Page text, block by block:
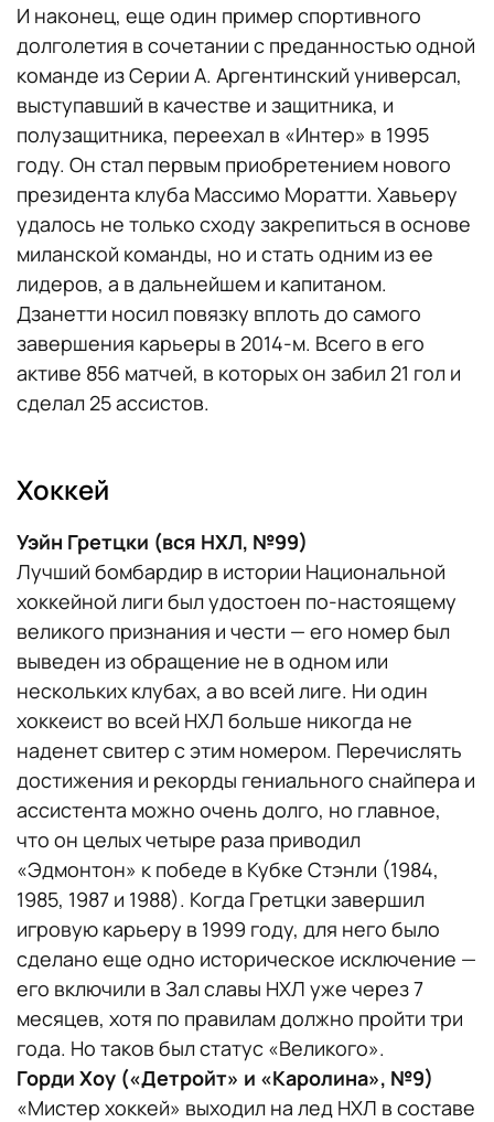
И наконец, еще один пример спортивного
долголетия в сочетании с преданностью одной
команде из Серии А. Аргентинский универсал,
выступавший в качестве и защитника, и
полузащитника, переехал в «Интер» в 1995
году. Он стал первым приобретением нового
президента клуба Массимо Моратти. Хавьеру
удалось не только сходу закрепиться в основе
миланской команды, но и стать одним из ее
лидеров, а в дальнейшем и капитаном.
Дзанетти носил повязку вплоть до самого
завершения карьеры в 2014-м. Всего в его
активе 856 матчей, в которых он забил 21 гол и
сделал 25 ассистов.
Хоккей
Уэйн Гретцки (вся НХЛ, №99)
Лучший бомбардир в истории Национальной
хоккейной лиги был удостоен по-настоящему
великого признания и чести — его номер был
выведен из обращение не в одном или
нескольких клубах, а во всей лиге. Ни один
хоккеист во всей НХЛ больше никогда не
наденет свитер с этим номером. Перечислять
достижения и рекорды гениального снайпера и
ассистента можно очень долго, но главное,
что он целых четыре раза приводил
«Эдмонтон» к победе в Кубке Стэнли (1984,
1985, 1987 и 1988). Когда Гретцки завершил
игровую карьеру в 1999 году, для него было
сделано еще одно историческое исключение —
его включили в Зал славы НХЛ уже через 7
месяцев, хотя по правилам должно пройти три
года. Но таков был статус «Великого».
Горди Хоу («Детройт» и «Каролина», №9)
«Мистер хоккей» выходил на лед НХЛ в составе